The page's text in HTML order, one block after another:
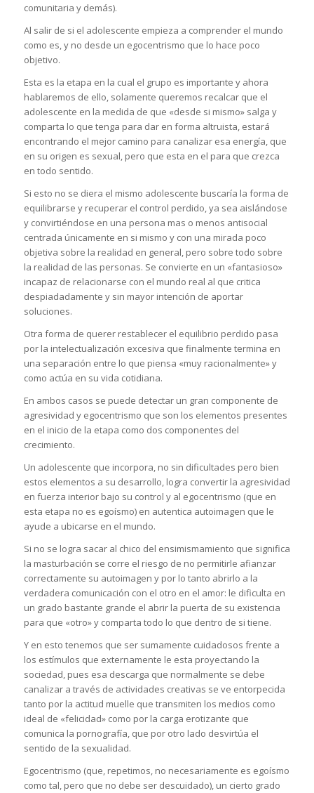
comunitaria y demás).
Al salir de si el adolescente empieza a comprender el mundo
como es, y no desde un egocentrismo que lo hace poco
objetivo.
Esta es la etapa en la cual el grupo es importante y ahora
hablaremos de ello, solamente queremos recalcar que el
adolescente en la medida de que «desde si mismo» salga y
comparta lo que tenga para dar en forma altruista, estará
encontrando el mejor camino para canalizar esa energía, que
en su origen es sexual, pero que esta en el para que crezca
en todo sentido.
Si esto no se diera el mismo adolescente buscaría la forma de
equilibrarse y recuperar el control perdido, ya sea aislándose
y convirtiéndose en una persona mas o menos antisocial
centrada únicamente en si mismo y con una mirada poco
objetiva sobre la realidad en general, pero sobre todo sobre
la realidad de las personas. Se convierte en un «fantasioso»
incapaz de relacionarse con el mundo real al que critica
despiadadamente y sin mayor intención de aportar
soluciones.
Otra forma de querer restablecer el equilibrio perdido pasa
por la intelectualización excesiva que finalmente termina en
una separación entre lo que piensa «muy racionalmente» y
como actúa en su vida cotidiana.
En ambos casos se puede detectar un gran componente de
agresividad y egocentrismo que son los elementos presentes
en el inicio de la etapa como dos componentes del
crecimiento.
Un adolescente que incorpora, no sin dificultades pero bien
estos elementos a su desarrollo, logra convertir la agresividad
en fuerza interior bajo su control y al egocentrismo (que en
esta etapa no es egoísmo) en autentica autoimagen que le
ayude a ubicarse en el mundo.
Si no se logra sacar al chico del ensimismamiento que significa
la masturbación se corre el riesgo de no permitirle afianzar
correctamente su autoimagen y por lo tanto abrirlo a la
verdadera comunicación con el otro en el amor: le dificulta en
un grado bastante grande el abrir la puerta de su existencia
para que «otro» y comparta todo lo que dentro de si tiene.
Y en esto tenemos que ser sumamente cuidadosos frente a
los estímulos que externamente le esta proyectando la
sociedad, pues esa descarga que normalmente se debe
canalizar a través de actividades creativas se ve entorpecida
tanto por la actitud muelle que transmiten los medios como
ideal de «felicidad» como por la carga erotizante que
comunica la pornografía, que por otro lado desvirtúa el
sentido de la sexualidad.
Egocentrismo (que, repetimos, no necesariamente es egoísmo
como tal, pero que no debe ser descuidado), un cierto grado